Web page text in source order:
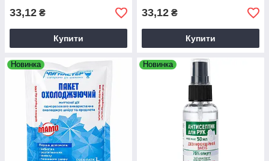
33,12 ₴
Купити
33,12 ₴
Купити
Новинка Новинка